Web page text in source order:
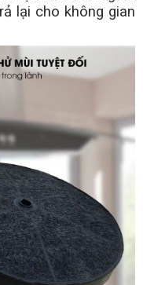
lại cho không gian